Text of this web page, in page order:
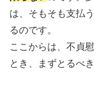
は、そもそも支払
るのです。
ここからは、不貞
とき、まずとるべ